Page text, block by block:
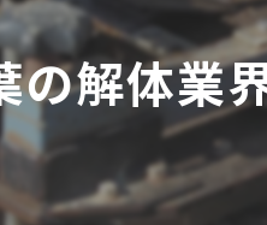
の解体業